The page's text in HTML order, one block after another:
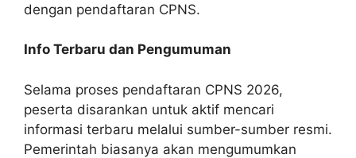
dengan pendaftaran CPNS.
Info Terbaru dan Pengumuman
Selama proses pendaftaran CPNS 2026,
peserta disarankan untuk aktif mencari
informasi terbaru melalui sumber-sumber resmi.
Pemerintah biasanya akan mengumumkan